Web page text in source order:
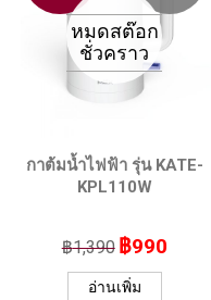
กาต้มน้ำไฟฟ้า รุ่น KATE-
KPL110W
฿1,390 Original
price
was:
฿990Current
อ่านเพิ่ม